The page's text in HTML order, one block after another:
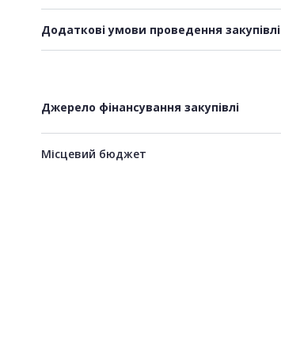
Додаткові умови проведення закупівлі
Джерело фінансування закупівлі
Місцевий бюджет